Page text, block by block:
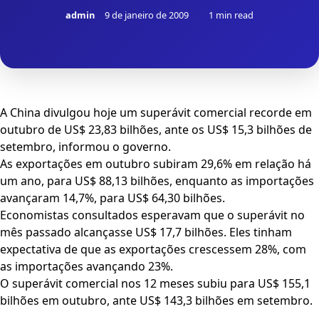
admin 9 de janeiro de 2009 1 min read
A China divulgou hoje um superávit comercial recorde em
outubro de US$ 23,83 bilhões, ante os US$ 15,3 bilhões de
setembro, informou o governo.
As exportações em outubro subiram 29,6% em relação há
um ano, para US$ 88,13 bilhões, enquanto as importações
avançaram 14,7%, para US$ 64,30 bilhões.
Economistas consultados esperavam que o superávit no
mês passado alcançasse US$ 17,7 bilhões. Eles tinham
expectativa de que as exportações crescessem 28%, com
as importações avançando 23%.
O superávit comercial nos 12 meses subiu para US$ 155,1
bilhões em outubro, ante US$ 143,3 bilhões em setembro.